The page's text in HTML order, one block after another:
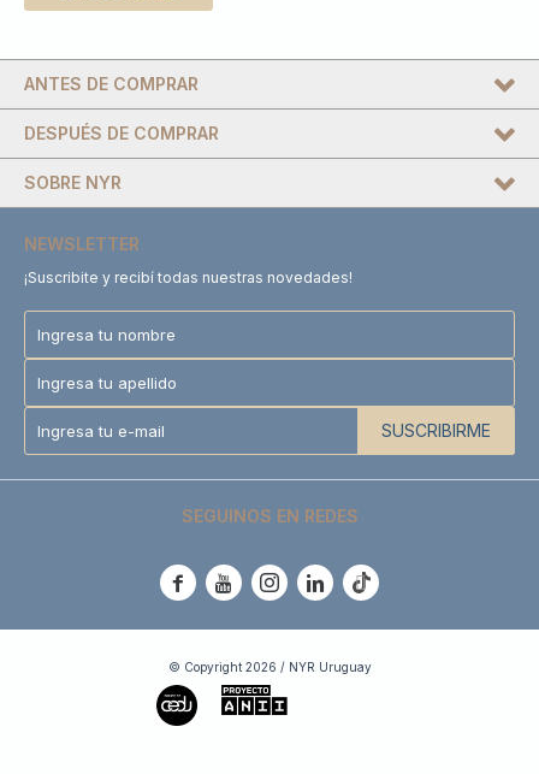
DESPUÉS DE COMPRAR
SOBRE NYR
ANTES DE COMPRAR
NEWSLETTER
¡Suscribite y recibí todas nuestras novedades!
SUSCRIBIRME
SEGUINOS EN REDES
    
© Copyright 2026 / NYR Uruguay